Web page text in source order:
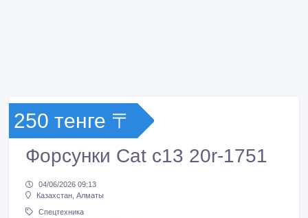
250 тенге 〒
Форсунки Cat c13 20r-1751
04/06/2026 09:13
Казахстан, Алматы
Спецтехника